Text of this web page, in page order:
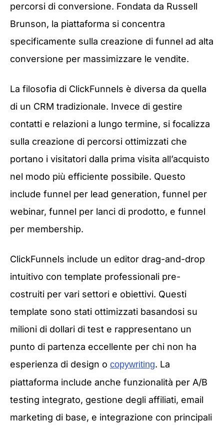
percorsi di conversione. Fondata da Russell
Brunson, la piattaforma si concentra
specificamente sulla creazione di funnel ad alta
conversione per massimizzare le vendite.
La filosofia di ClickFunnels è diversa da quella
di un CRM tradizionale. Invece di gestire
contatti e relazioni a lungo termine, si focalizza
sulla creazione di percorsi ottimizzati che
portano i visitatori dalla prima visita all’acquisto
nel modo più efficiente possibile. Questo
include funnel per lead generation, funnel per
webinar, funnel per lanci di prodotto, e funnel
per membership.
ClickFunnels include un editor drag-and-drop
intuitivo con template professionali pre-
costruiti per vari settori e obiettivi. Questi
template sono stati ottimizzati basandosi su
milioni di dollari di test e rappresentano un
punto di partenza eccellente per chi non ha
esperienza di design o copywriting. La
piattaforma include anche funzionalità per A/B
testing integrato, gestione degli affiliati, email
marketing di base, e integrazione con principali